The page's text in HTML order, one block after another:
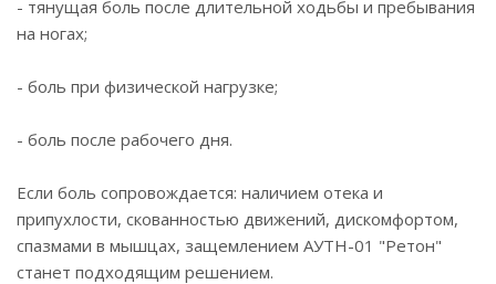
- тянущая боль после длительной ходьбы и пребывания
на ногах;
- боль при физической нагрузке;
- боль после рабочего дня.
Если боль сопровождается: наличием отека и
припухлости, скованностью движений, дискомфортом,
спазмами в мышцах, защемлением АУТН-01 "Ретон"
станет подходящим решением.